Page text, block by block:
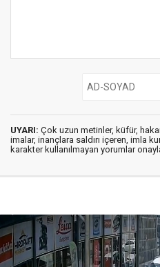
UYARI: Çok uzun metinler, küfür,
imalar, inançlara saldırı içeren, imla
karakter kullanılmayan yorumlar